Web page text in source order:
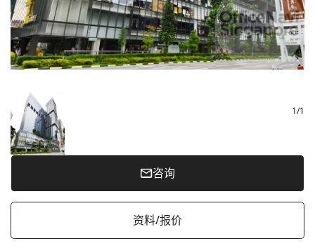
1/1
咨询
资料/报价